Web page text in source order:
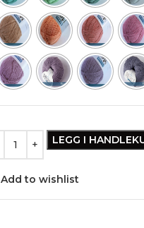
LEGG I
Add to wishlist